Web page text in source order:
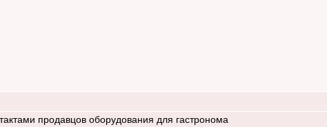
продавцов оборудования для гастронома